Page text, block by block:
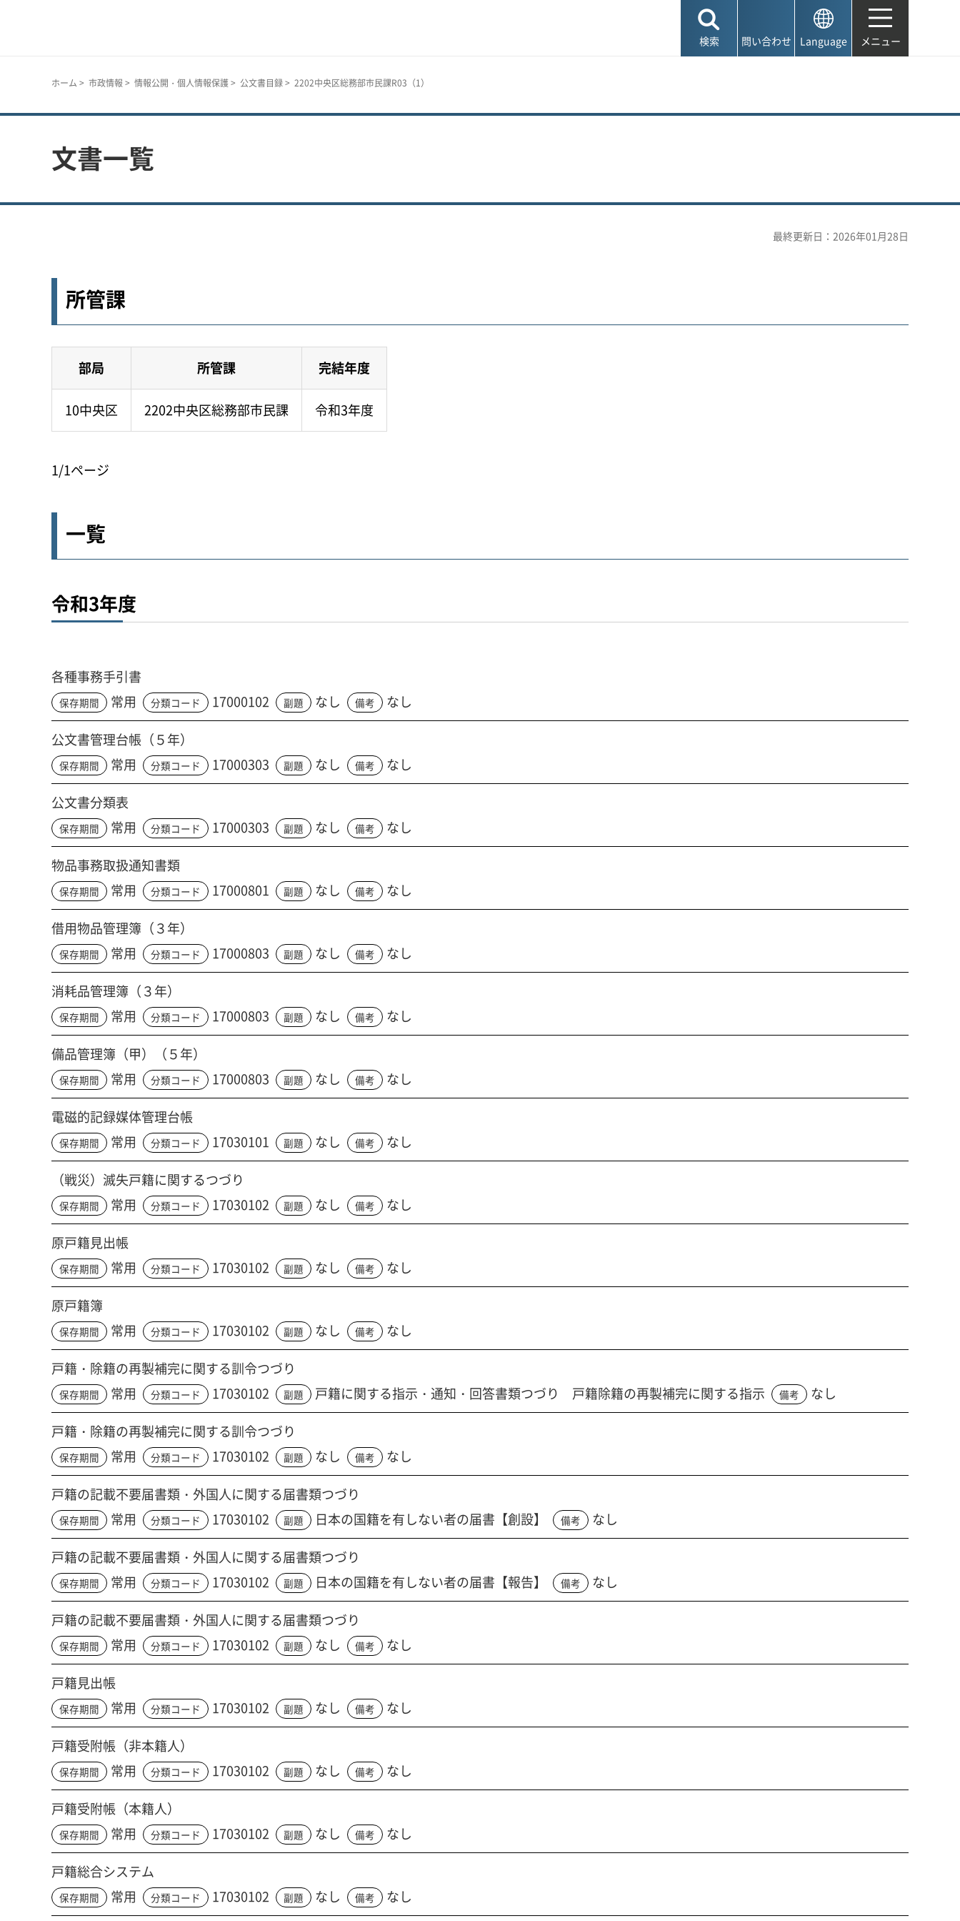
検索 問い合わせ Language メニュー
ホーム > 市政情報 > 情報公開・個人情報保護> 公文書目録> 2202中央区総務部市民課R03（1）
文書一覧
最終更新日：2026年01月28日
所管課
部局 所管課 完結年度
10中央区 2202中央区総務部市民課 令和3年度
1/1ページ
一覧
令和3年度
各種事務手引書
保存期間 常用 分類コード 17000102 副題 なし 備考
なし
公文書管理台帳（５年）
保存期間 常用 分類コード 17000303 副題 なし 備考
なし
公文書分類表
保存期間 常用 分類コード 17000303 副題 なし 備考
なし
物品事務取扱通知書類
保存期間 常用 分類コード 17000801 副題 なし 備考
なし
借用物品管理簿（３年）
保存期間 常用 分類コード 17000803 副題 なし 備考
なし
消耗品管理簿（３年）
保存期間 常用 分類コード 17000803 副題 なし 備考
なし
備品管理簿（甲）（５年）
保存期間 常用 分類コード 17000803 副題 なし 備考
なし
電磁的記録媒体管理台帳
保存期間 常用 分類コード 17030101 副題 なし 備考
なし
（戦災）滅失戸籍に関するつづり
保存期間 常用 分類コード 17030102 副題 なし 備考
なし
原戸籍見出帳
保存期間 常用 分類コード 17030102 副題 なし 備考
なし
原戸籍簿
保存期間 常用 分類コード 17030102 副題 なし 備考
なし
戸籍・除籍の再製補完に関する訓令つづり
保存期間 常用 分類コード 17030102 副題 戸籍に関する指示・通知・回答書類つづり 戸籍除籍の再製補完に関する指示 備考
なし
戸籍・除籍の再製補完に関する訓令つづり
保存期間 常用 分類コード 17030102 副題 なし 備考
なし
戸籍の記載不要届書類・外国人に関する届書類つづり
保存期間 常用 分類コード 17030102 副題 日本の国籍を有しない者の届書【創設】 備考
なし
戸籍の記載不要届書類・外国人に関する届書類つづり
保存期間 常用 分類コード 17030102 副題 日本の国籍を有しない者の届書【報告】 備考
なし
戸籍の記載不要届書類・外国人に関する届書類つづり
保存期間 常用 分類コード 17030102 副題 なし 備考
なし
戸籍見出帳
保存期間 常用 分類コード 17030102 副題 なし 備考
なし
戸籍受附帳（非本籍人）
保存期間 常用 分類コード 17030102 副題 なし 備考
なし
戸籍受附帳（本籍人）
保存期間 常用 分類コード 17030102 副題 なし 備考
なし
戸籍総合システム
保存期間 常用 分類コード 17030102 副題 なし 備考 なし